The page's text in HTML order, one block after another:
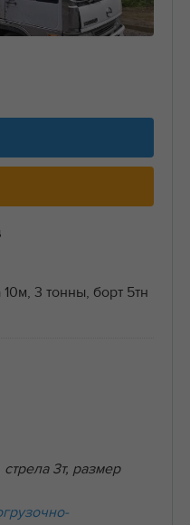
3 тонны, борт 5тн
3т, размер